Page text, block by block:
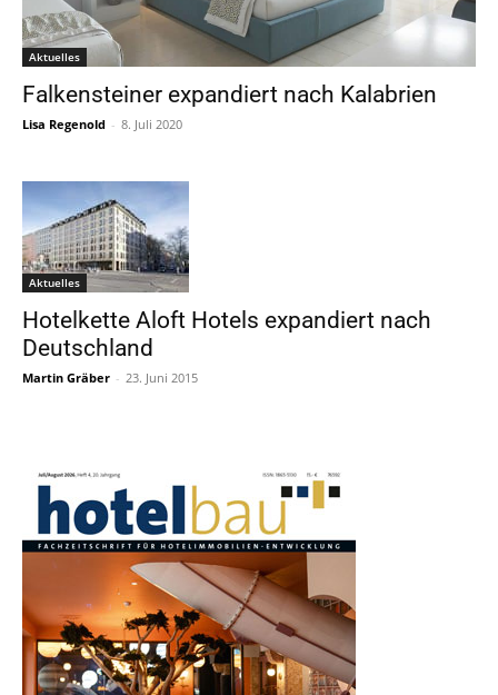
Aktuelles
Falkensteiner expandiert nach Kalabrien
Lisa Regenold - 8. Juli 2020
Aktuelles
Hotelkette Aloft Hotels expandiert nach
Deutschland
Martin Gräber - 23. Juni 2015